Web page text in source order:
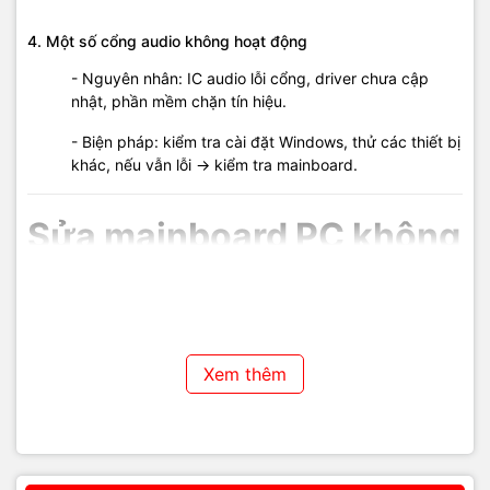
4. Một số cổng audio không hoạt động
- Nguyên nhân: IC audio lỗi cổng, driver chưa cập
nhật, phần mềm chặn tín hiệu.
- Biện pháp: kiểm tra cài đặt Windows, thử các thiết bị
khác, nếu vẫn lỗi → kiểm tra mainboard.
Sửa mainboard PC không
Vi Tính Hải Đăng Phú Quốc, chúng tôi nhận sửa
Mainboard PC không xuất âm thanhvới quy trình chuyên
cổng audio, loa tích hợp và loa ngoài.
Xem thêm